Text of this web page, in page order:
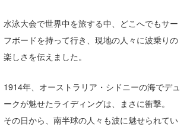
水泳大会で世界中を旅する中、どこへでもサー
フボードを持って行き、現地の人々に波乗りの
楽しさを伝えました。
1914年、オーストラリア・シドニーの海でデュ
ークが魅せたライディングは、まさに衝撃。
その日から、南半球の人々も波に魅せられてい